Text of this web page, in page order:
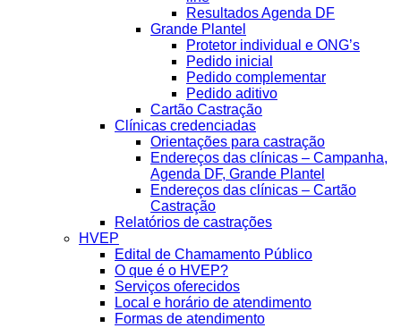
Resultados Agenda DF
Grande Plantel
Protetor individual e ONG’s
Pedido inicial
Pedido complementar
Pedido aditivo
Cartão Castração
Clínicas credenciadas
Orientações para castração
Endereços das clínicas – Campanha,
Agenda DF, Grande Plantel
Endereços das clínicas – Cartão
Castração
Relatórios de castrações
HVEP
Edital de Chamamento Público
O que é o HVEP?
Serviços oferecidos
Local e horário de atendimento
Formas de atendimento